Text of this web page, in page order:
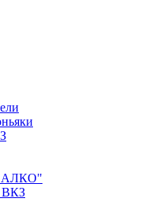
АЛКО"
ВКЗ